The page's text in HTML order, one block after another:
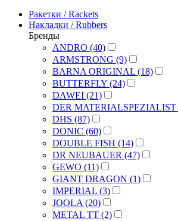
Ракетки / Rackets
Накладки / Rubbers
Бренды
ANDRO (40)
ARMSTRONG (9)
BARNA ORIGINAL (18)
BUTTERFLY (24)
DAWEI (21)
DER MATERIALSPEZIALIST
DHS (87)
DONIC (60)
DOUBLE FISH (14)
DR NEUBAUER (47)
GEWO (11)
GIANT DRAGON (1)
IMPERIAL (3)
JOOLA (20)
METAL TT (2)